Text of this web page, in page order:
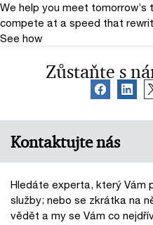
We help you meet tomorrow’s
compete at a speed that
See how
Zůstaňte s
Kontaktujte nás
Hledáte experta, který Vám
služby; nebo se zkrátka na
vědět a my se Vám co